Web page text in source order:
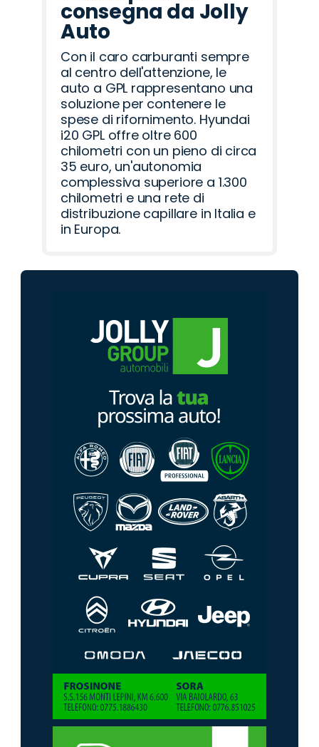
consegna da Jolly
Auto
Con il caro carburanti sempre
al centro dell'attenzione, le
auto a GPL rappresentano una
soluzione per contenere le
spese di rifornimento. Hyundai
i20 GPL offre oltre 600
chilometri con un pieno di circa
35 euro, un'autonomia
complessiva superiore a 1.300
chilometri e una rete di
distribuzione capillare in Italia e
in Europa.